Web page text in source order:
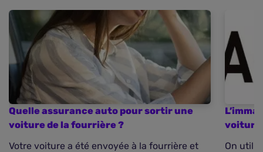
Quelle assurance auto pour sortir une
voiture de la fourrière ?
Votre voiture a été envoyée à la fourrière et
On